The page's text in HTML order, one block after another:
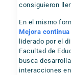
consiguieron
En el mismo
Mejora
liderado por el
Facultad de
busca
interacciones